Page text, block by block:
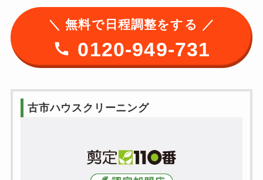
＼ 無料で日程調整をする ／
0120-949-731
古市ハウスクリーニング